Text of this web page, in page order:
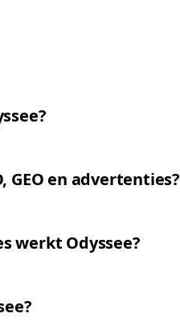
GEO en advertenties?
werkt Odyssee?